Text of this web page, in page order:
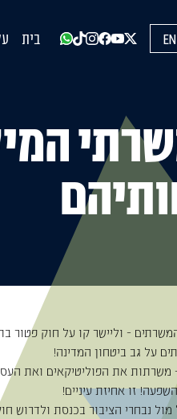
בית EN
- וליישר קו על חוק פטור
על גב ביטחון המדינה!
משרתות את הפוליטיקאים ואת
זו אחיזת עיניים!
נבחרי הציבור בכנסת ולדרוש